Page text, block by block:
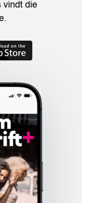
vindt die